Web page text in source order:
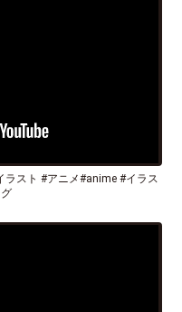
ラスト #アニメ#anime #イラス